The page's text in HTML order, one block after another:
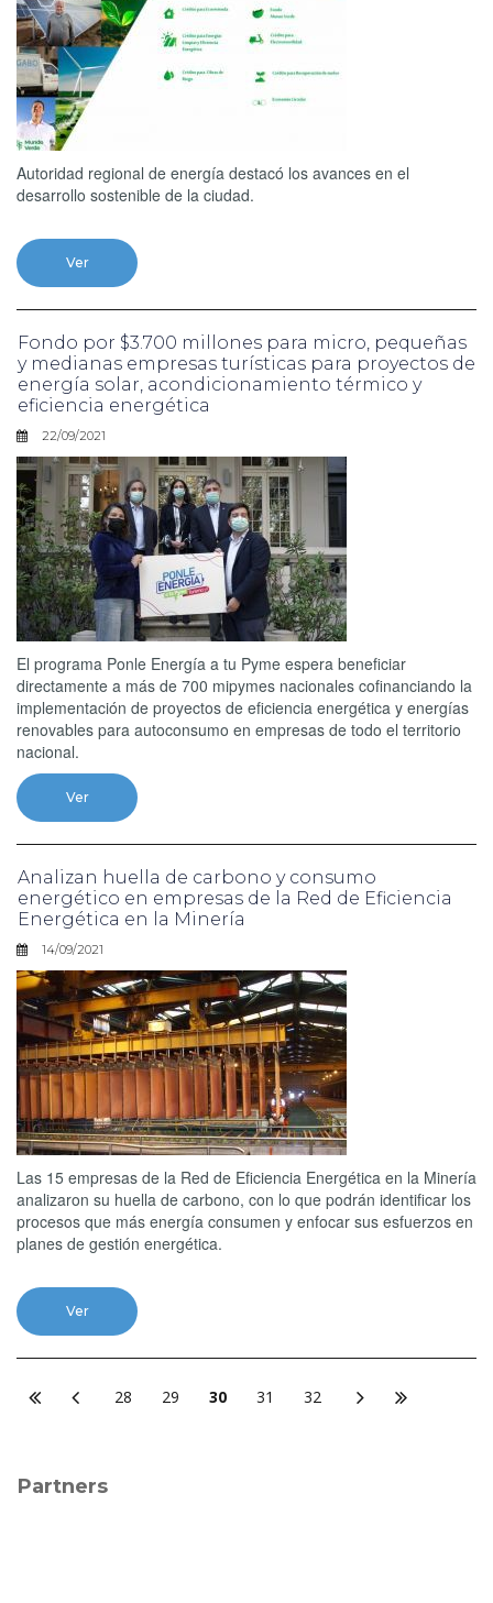
Autoridad regional de energía destacó los avances en el
desarrollo sostenible de la ciudad.
Ver
Fondo por $3.700 millones para micro, pequeñas
y medianas empresas turísticas para proyectos de
energía solar, acondicionamiento térmico y
eficiencia energética
22/09/2021
El programa Ponle Energía a tu Pyme espera beneficiar
directamente a más de 700 mipymes nacionales cofinanciando la
implementación de proyectos de eficiencia energética y energías
renovables para autoconsumo en empresas de todo el territorio
nacional.
Ver
Analizan huella de carbono y consumo
energético en empresas de la Red de Eficiencia
Energética en la Minería
14/09/2021
Las 15 empresas de la Red de Eficiencia Energética en la Minería
analizaron su huella de carbono, con lo que podrán identificar los
procesos que más energía consumen y enfocar sus esfuerzos en
planes de gestión energética.
Ver
28 29 30 31 32
Partners